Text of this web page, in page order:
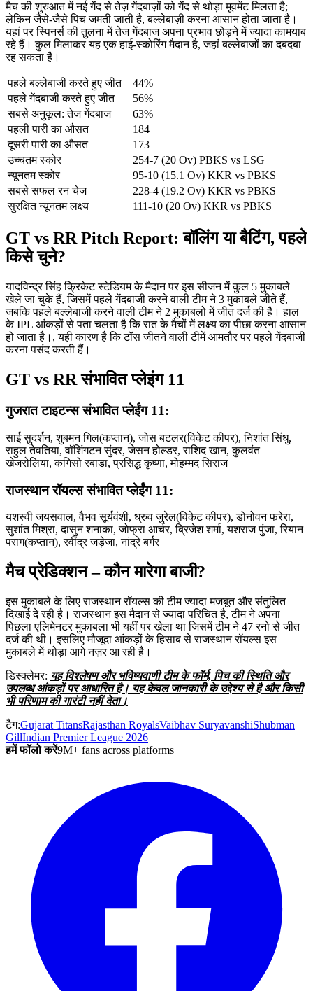
मैच की शुरुआत में नई गेंद से तेज़ गेंदबाज़ों को गेंद से थोड़ा मूवमेंट मिलता है;
लेकिन जैसे-जैसे पिच जमती जाती है, बल्लेबाज़ी करना आसान होता जाता है।
यहां पर स्पिनर्स की तुलना में तेज गेंदबाज अपना प्रभाव छोड़ने में ज्यादा कामयाब
रहे हैं। कुल मिलाकर यह एक हाई-स्कोरिंग मैदान है, जहां बल्लेबाजों का दबदबा
रह सकता है।
पहले बल्लेबाजी करते हुए जीत
44%
पहले गेंदबाजी करते हुए जीत
56%
सबसे अनुकूल: तेज गेंदबाज
63%
पहली पारी का औसत
184
दूसरी पारी का औसत
173
उच्चतम स्कोर
254-7 (20 Ov) PBKS vs LSG
न्यूनतम स्कोर
95-10 (15.1 Ov) KKR vs PBKS
सबसे सफल रन चेज
228-4 (19.2 Ov) KKR vs PBKS
सुरक्षित न्यूनतम लक्ष्य
111-10 (20 Ov) KKR vs PBKS
GT vs RR Pitch Report: बॉलिंग या बैटिंग, पहले
किसे चुने?
यादविन्द्र सिंह क्रिकेट स्टेडियम के मैदान पर इस सीजन में कुल 5 मुकाबले
खेले जा चुके हैं, जिसमें पहले गेंदबाजी करने वाली टीम ने 3 मुकाबले जीते हैं,
जबकि पहले बल्लेबाजी करने वाली टीम ने 2 मुकाबलो में जीत दर्ज की है। हाल
के IPL आंकड़ों से पता चलता है कि रात के मैचों में लक्ष्य का पीछा करना आसान
हो जाता है।, यही कारण है कि टॉस जीतने वाली टीमें आमतौर पर पहले गेंदबाजी
करना पसंद करती हैं।
GT vs RR संभावित प्लेइंग 11
गुजरात टाइटन्स संभावित प्लेईंग 11:
साई सुदर्शन, शुबमन गिल(कप्तान), जोस बटलर(विकेट कीपर), निशांत सिंधु,
राहुल तेवतिया, वॉशिंगटन सुंदर, जेसन होल्डर, राशिद खान, कुलवंत
खेजरोलिया, कगिसो रबाडा, प्रसिद्ध कृष्णा, मोहम्मद सिराज
राजस्थान रॉयल्स संभावित प्लेईंग 11:
यशस्वी जयसवाल, वैभव सूर्यवंशी, ध्रुव जुरेल(विकेट कीपर), डोनोवन फरेरा,
सुशांत मिश्रा, दासुन शनाका, जोफ्रा आर्चर, ब्रिजेश शर्मा, यशराज पुंजा, रियान
पराग(कप्तान), रवींद्र जड़ेजा, नांद्रे बर्गर
मैच प्रेडिक्शन – कौन मारेगा बाजी?
इस मुकाबले के लिए राजस्थान रॉयल्स की टीम ज्यादा मजबूत और संतुलित
दिखाई दे रही है। राजस्थान इस मैदान से ज्यादा परिचित है, टीम ने अपना
पिछला एलिमेनटर मुकाबला भी यहीं पर खेला था जिसमें टीम ने 47 रनो से जीत
दर्ज की थी। इसलिए मौजूदा आंकड़ों के हिसाब से राजस्थान रॉयल्स इस
मुकाबले में थोड़ा आगे नज़र आ रही है।
डिस्क्लेमर: यह विश्लेषण और भविष्यवाणी टीम के फॉर्म, पिच की स्थिति और
उपलब्ध आंकड़ों पर आधारित है। यह केवल जानकारी के उद्देश्य से है और किसी
भी परिणाम की गारंटी नहीं देता।
टैग:Gujarat TitansRajasthan RoyalsVaibhav SuryavanshiShubman
GillIndian Premier League 2026
हमें फॉलो करें9M+ fans across platforms